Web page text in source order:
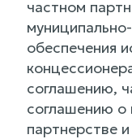
частном
обеспечения
соглашению,
соглашению о
партнерстве